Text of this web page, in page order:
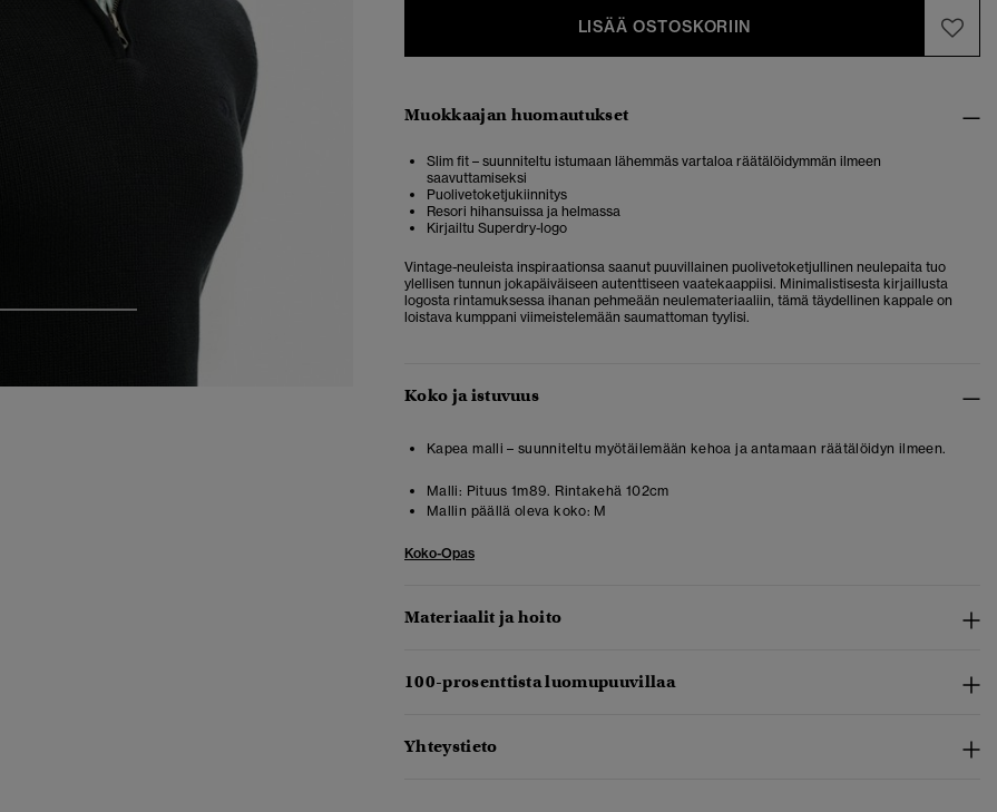
LISÄÄ OSTOSKORIIN
Muokkaajan huomautukset
Slim fit – suunniteltu istumaan lähemmäs vartaloa räätälöidymmän ilmeen
saavuttamiseksi
Puolivetoketjukiinnitys
Resori hihansuissa ja helmassa
Kirjailtu Superdry-logo
Vintage-neuleista inspiraationsa saanut puuvillainen puolivetoketjullinen neulepaita tuo
ylellisen tunnun jokapäiväiseen autenttiseen vaatekaappiisi. Minimalistisesta kirjaillusta
logosta rintamuksessa ihanan pehmeään neulemateriaaliin, tämä täydellinen kappale on
loistava kumppani viimeistelemään saumattoman tyylisi.
Koko ja istuvuus
Kapea malli – suunniteltu myötäilemään kehoa ja antamaan räätälöidyn ilmeen.
Malli: Pituus 1m89. Rintakehä 102cm
Mallin päällä oleva koko: M
Koko-Opas
Materiaalit ja hoito
100-prosenttista luomupuuvillaa
Yhteystieto